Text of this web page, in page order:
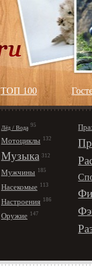
ТОП 100
Лёд / Вода 95
Мотоциклы 132
Музыка 312
Мужчины 185
Насекомые 113
Настроения 186
Оружие 147